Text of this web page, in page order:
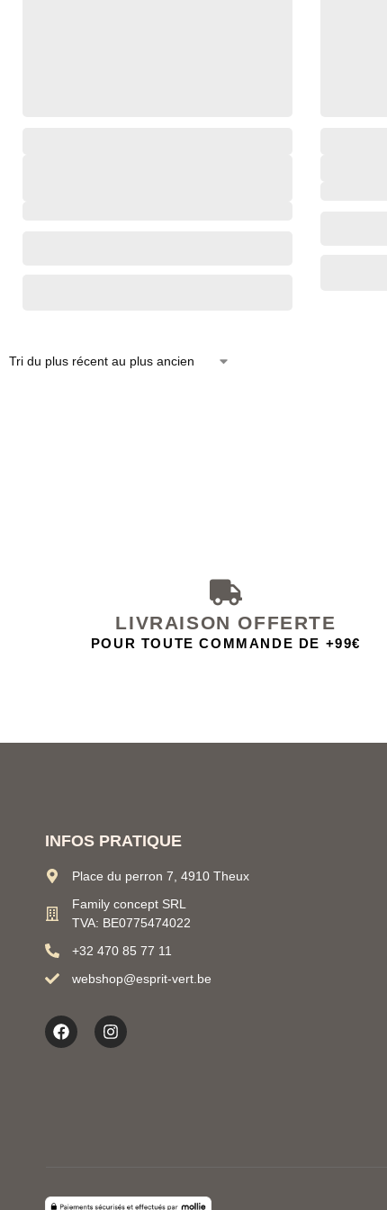
LIVRAISON OFFERTE
POUR TOUTE COMMANDE DE +99€
INFOS PRATIQUE
Place du perron 7, 4910 Theux
Family concept SRL
TVA: BE0775474022
+32 470 85 77 11
webshop@esprit-vert.be